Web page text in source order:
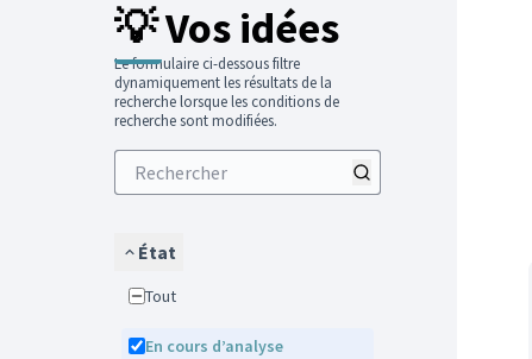
💡 Vos idées
Le formulaire ci-dessous filtre
dynamiquement les résultats de la
recherche lorsque les conditions de
recherche sont modifiées.
État
Tout
En cours d’analyse